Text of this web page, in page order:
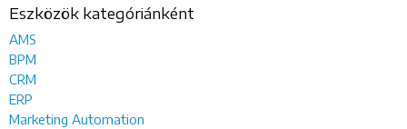
Eszközök kategóriánként
AMS
BPM
CRM
ERP
Marketing Automation